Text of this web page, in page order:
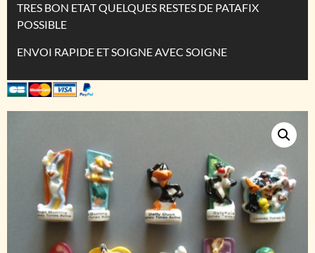
TRES BON ETAT QUELQUES RESTES DE PATAFIX
POSSIBLE
ENVOI RAPIDE ET SOIGNE AVEC SOIGNE